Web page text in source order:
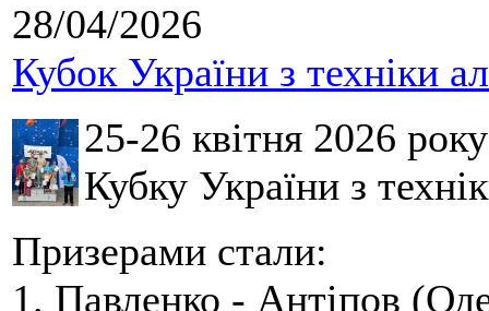
28/04/2026
Кубок України з техніки
25-26 квітня 2026
Кубку України з
Призерами стали:
1. Павленко - Антіпов